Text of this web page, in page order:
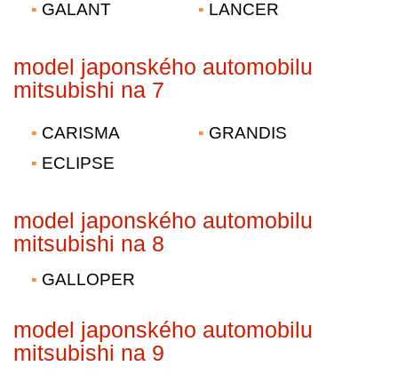
GALANT LANCER
model japonského automobilu
mitsubishi na 7
CARISMA
ECLIPSE
GRANDIS
model japonského automobilu
mitsubishi na 8
GALLOPER
model japonského automobilu
mitsubishi na 9